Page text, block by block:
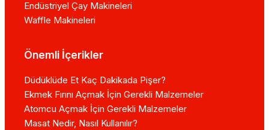
Endüstriyel Çay Makineleri
Waffle Makineleri
Önemli İçerikler
Düdüklüde Et Kaç Dakikada Pişer?
Ekmek Fırını Açmak İçin Gerekli Malzemeler
Atomcu Açmak İçin Gerekli Malzemeler
Masat Nedir, Nasıl Kullanılır?